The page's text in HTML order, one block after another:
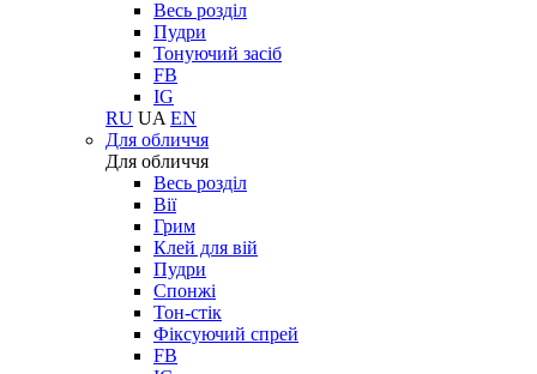
Весь розділ
Пудри
Тонуючий засіб
FB
IG
RU UA EN
Для обличчя
Для обличчя
Весь розділ
Вії
Грим
Клей для вій
Пудри
Спонжі
Тон-стік
Фіксуючий спрей
FB